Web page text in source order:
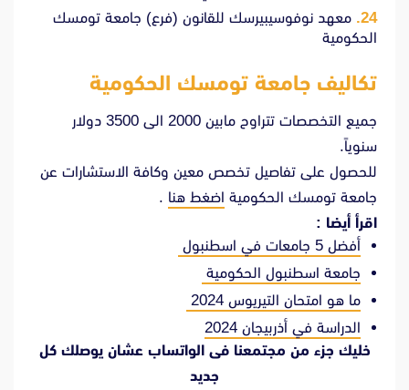
معهد نوفوسيبيرسك للقانون (فرع) جامعة تومسك
الحكومية
تكاليف جامعة تومسك الحكومية
جميع التخصصات تتراوح مابين 2000 الى 3500 دولار
سنوياً.
للحصول على تفاصيل تخصص معين وكافة الاستشارات عن
جامعة تومسك الحكومية اضغط هنا .
اقرأ أيضا :
أفضل 5 جامعات في اسطنبول
جامعة اسطنبول الحكومية
ما هو امتحان التيريوس 2024
الدراسة في أذربيجان 2024
خليك جزء من مجتمعنا فى الواتساب عشان يوصلك كل
جديد